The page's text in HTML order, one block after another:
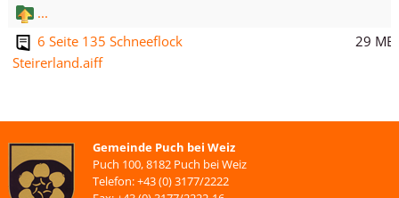
...
6 Seite 135 Schneeflock
Steirerland.aiff
29 MB
Gemeinde Puch bei Weiz
Puch 100, 8182 Puch bei Weiz
Telefon: +43 (0) 3177/2222